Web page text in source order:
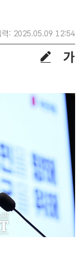
력: 2025.05.09 12:54